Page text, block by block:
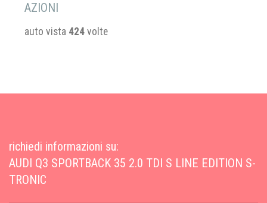
AZIONI
auto vista 424 volte
richiedi informazioni su:
AUDI Q3 SPORTBACK 35 2.0 TDI S LINE EDITION S-
TRONIC